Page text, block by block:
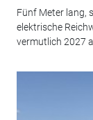
Fünf Meter lang,
elektrische
vermutlich 2027